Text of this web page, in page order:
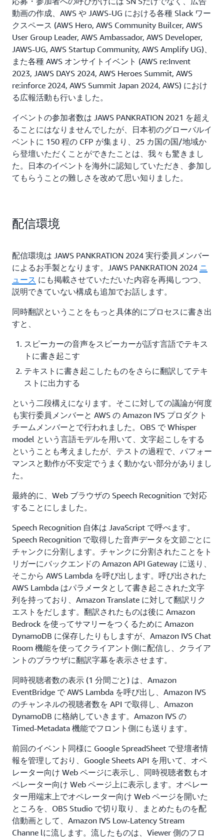
動画の作成、AWS や JAWS-UG における各種 Slack ワー
クスペース (AWS Hero, AWS Community Builcer, AWS
User Group Leader, AWS Ambassador, AWS Developer,
JAWS-UG, AWS Startup Community, AWS Amplify UG)、
また各種 AWS オンサイトイベント (AWS re:Invent
2023, JAWS DAYS 2024, AWS Heroes Summit, AWS
re:inforce 2024, AWS Summit Japan 2024, AWS) におけ
る広報活動も行いました。
イベントの参加者数は JAWS PANKRATION 2021 を超え
ることにはなりませんでしたが、日本初のグローバルイ
ベントに 150 程の CFP が集まり、25 カ国の国/地域か
ら登壇いただくことができたことは、我々も驚きまし
た。日本のイベントを海外に認知していただき、参加し
てもらうことの難しさを改めて思い知りました。
配信環境
配信環境は JAWS PANKRATION 2024 実行委員メンバー
によるお手製となります。JAWS PANKRATION 2024 ニ
ュース にも掲載させていただいた内容を再掲しつつ、
説明できていない構成も追加でお話します。
同時翻訳ということをもっと具体的にプロセスに書き出
すと、
スピーカーの音声をスピーカーが話す言語でテキス
トに書き起こす
テキストに書き起こしたものをさらに翻訳してテキ
ストに出力する
という二段構えになります。そこに対しての議論が何度
も実行委員メンバーと AWS の Amazon IVS プロダクト
チームメンバーとで行われました。OBS で Whisper
model という言語モデルを用いて、文字起こしをする
ということも考えましたが、テストの過程で、パフォー
マンスと動作が不安定でうまく動かない部分がありまし
た。
最終的に、Web ブラウザの Speech Recognition で対応
することにしました。
Speech Recognition 自体は JavaScript で呼べます。
Speech Recognition で取得した音声データを文節ごとに
チャンクに分割します。チャンクに分割されたことをト
リガーにバックエンドの Amazon API Gateway に送り、
そこから AWS Lambda を呼び出します。呼び出された
AWS Lambda はパラメータとして書き起こされた文字
列を持っており、Amazon Translate に対して翻訳リク
エストをだします。翻訳されたものは後に Amazon
Bedrock を使ってサマリーをつくるために Amazon
DynamoDB に保存したりもしますが、Amazon IVS Chat
Room 機能を使ってクライアント側に配信し、クライア
ントのブラウザに翻訳字幕を表示させます。
同時視聴者数の表示 (1 分間ごと) は、Amazon
EventBridge で AWS Lambda を呼び出し、Amazon IVS
のチャンネルの視聴者数を API で取得し、Amazon
DynamoDB に格納していきます。Amazon IVS の
Timed-Metadata 機能でフロント側にも送ります。
前回のイベント同様に Google SpreadSheet で登壇者情
報を管理しており、Google Sheets API を用いて、オペ
レーター向け Web ページに表示し、同時視聴者数もオ
ペレーター向け Web ページ上に表示します。オペレー
ター用端末上でオペレーター向け Web ページを開いた
ところを、OBS Studio で切り取り、まとめたものを配
信動画として、Amazon IVS Low-Latency Stream
Channe lに流します。流したものは、Viewer 側のフロ